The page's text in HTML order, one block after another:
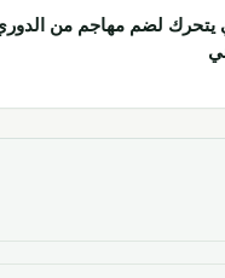
يتحرك لضم مهاجم من